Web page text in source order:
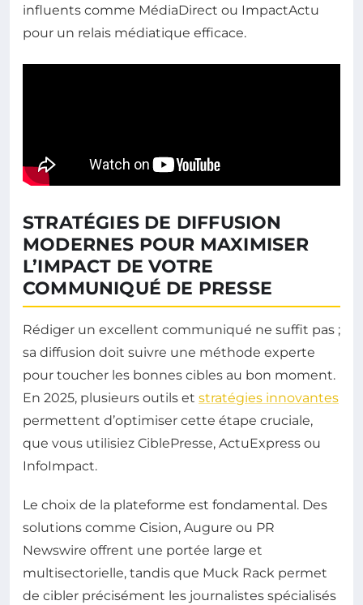
influents comme MédiaDirect ou ImpactActu
pour un relais médiatique efficace.
STRATÉGIES DE DIFFUSION
MODERNES POUR MAXIMISER
L’IMPACT DE VOTRE
COMMUNIQUÉ DE PRESSE
Rédiger un excellent communiqué ne suffit pas ;
sa diffusion doit suivre une méthode experte
pour toucher les bonnes cibles au bon moment.
En 2025, plusieurs outils et stratégies innovantes
permettent d’optimiser cette étape cruciale,
que vous utilisiez CiblePresse, ActuExpress ou
InfoImpact.
Le choix de la plateforme est fondamental. Des
solutions comme Cision, Augure ou PR
Newswire offrent une portée large et
multisectorielle, tandis que Muck Rack permet
de cibler précisément les journalistes spécialisés